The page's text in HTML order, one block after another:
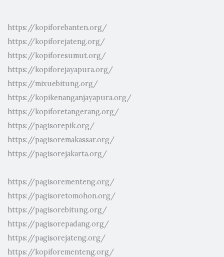
https://kopiforebanten.org/
https://kopiforejateng.org/
https://kopiforesumut.org/
https://kopiforejayapura.org/
https://mixuebitung.org/
https://kopikenanganjayapura.org/
https://kopiforetangerang.org/
https://pagisorepik.org/
https://pagisoremakassar.org/
https://pagisorejakarta.org/
https://pagisorementeng.org/
https://pagisoretomohon.org/
https://pagisorebitung.org/
https://pagisorepadang.org/
https://pagisorejateng.org/
https://kopiforementeng.org/